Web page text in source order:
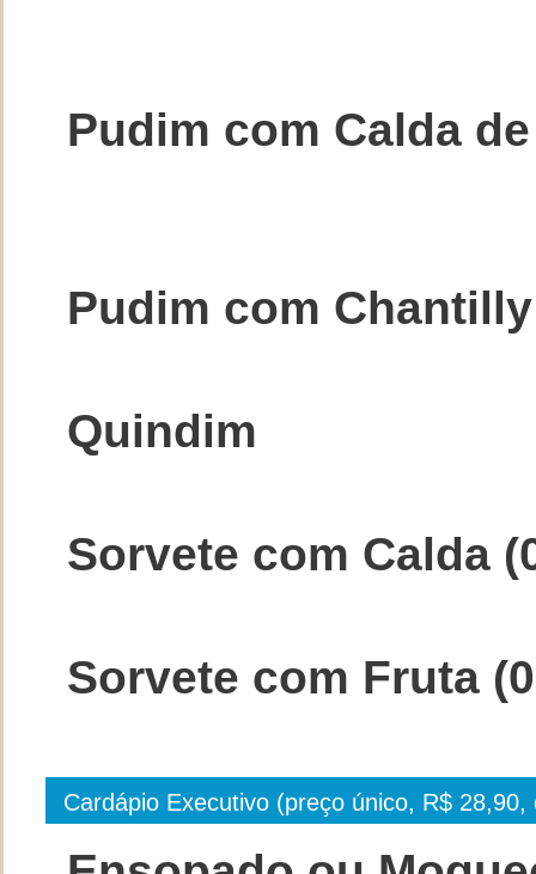
Pudim com Calda
Pudim com Chantilly
Quindim
Sorvete com Calda
Sorvete com Fruta
Cardápio Executivo (preço único, R$ 28,90,